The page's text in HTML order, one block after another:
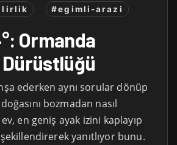
#egimli-arazi
Ormanda
ederken aynı sorular dönüp
bozmadan nasıl
en geniş ayak izini kaplayıp
yanıtlıyor bunu.